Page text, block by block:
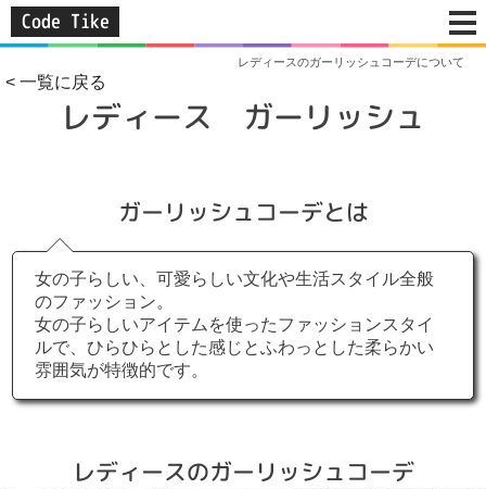
Code Tike
レディースのガーリッシュコーデについて
< 一覧に戻る
レディース ガーリッシュ
ガーリッシュコーデとは
女の子らしい、可愛らしい文化や生活スタイル全般
のファッション。
女の子らしいアイテムを使ったファッションスタイ
ルで、ひらひらとした感じとふわっとした柔らかい
雰囲気が特徴的です。
レディースのガーリッシュコーデ